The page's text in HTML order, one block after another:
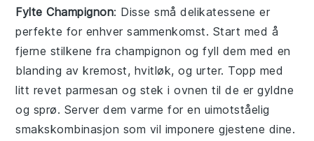
Fylte Champignon: Disse små delikatessene er
perfekte for enhver sammenkomst. Start med å
fjerne stilkene frachampignon og fyll dem med en
blanding avkremost, hvitløk, og urter. Topp med
litt revet parmesan og stek i ovnen til de er gyldne
og sprø. Server dem varme for en uimotståelig
smakskombinasjon som vil imponere gjestene dine.